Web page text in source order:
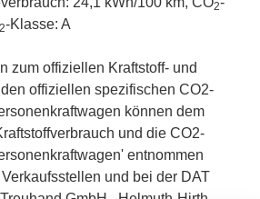
2
2-Klasse: A
zum offiziellen Kraftstoff- und
offiziellen spezifischen CO2-
können dem
und die CO2-
entnommen
und bei der DAT